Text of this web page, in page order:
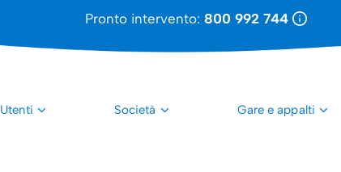
Pronto intervento: 800 992 744
Utenti Società Gare e appalti